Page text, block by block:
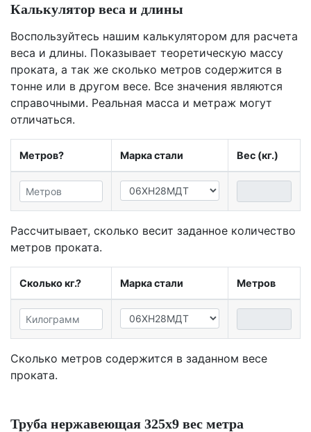
Калькулятор веса и длины
Воспользуйтесь нашим калькулятором для расчета
веса и длины. Показывает теоретическую массу
проката, а так же сколько метров содержится в
тонне или в другом весе. Все значения являются
справочными. Реальная масса и метраж могут
отличаться.
Метров? Марка стали Вес (кг.)
Рассчитывает, сколько весит заданное количество
метров проката.
Сколько кг.? Марка стали Метров
Сколько метров содержится в заданном весе
проката.
Труба нержавеющая 325х9 вес метра